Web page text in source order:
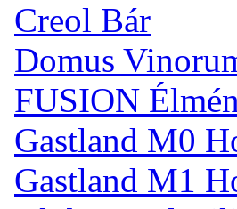
Creol Bár
Domus
FUSION
Gastland M0
Gastland M1